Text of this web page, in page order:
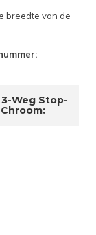
breedte van de
Weg Stop-